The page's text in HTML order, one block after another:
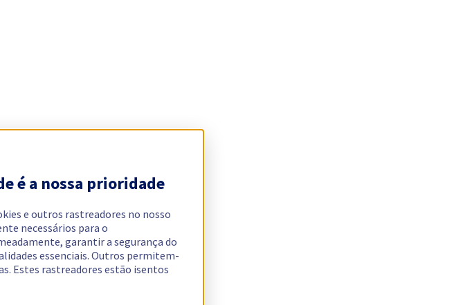
é a nossa prioridade
e outros rastreadores no nosso
necessários para o
garantir a segurança do
essenciais. Outros permitem-
Estes rastreadores estão isentos